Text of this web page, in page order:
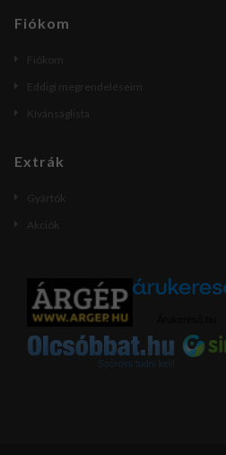
Fiókom
Fiókom
Eddigi megrendeléseim
Kívánságlista
Extrák
Gyártók
Akciók